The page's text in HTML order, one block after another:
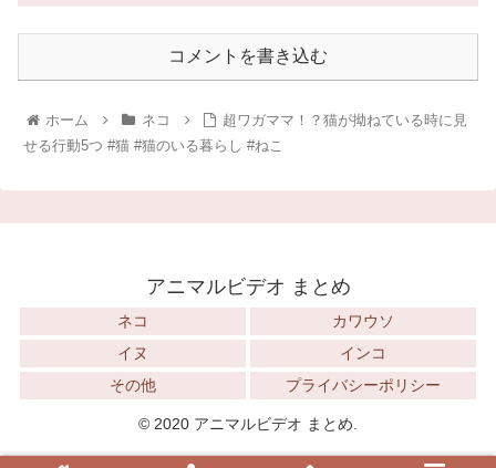
コメントを書き込む
ホーム ネコ
超ワガママ！？猫が拗ねている時に見
せる行動5つ #猫 #猫のいる暮らし #ねこ
アニマルビデオ まとめ
ネコ
カワウソ
イヌ
インコ
その他
プライバシーポリシー
© 2020 アニマルビデオ まとめ.